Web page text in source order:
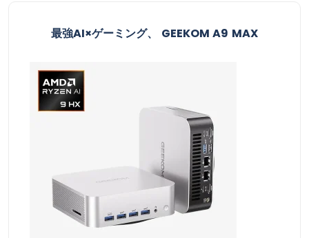
最強AI×ゲーミング、 GEEKOM A9 MAX